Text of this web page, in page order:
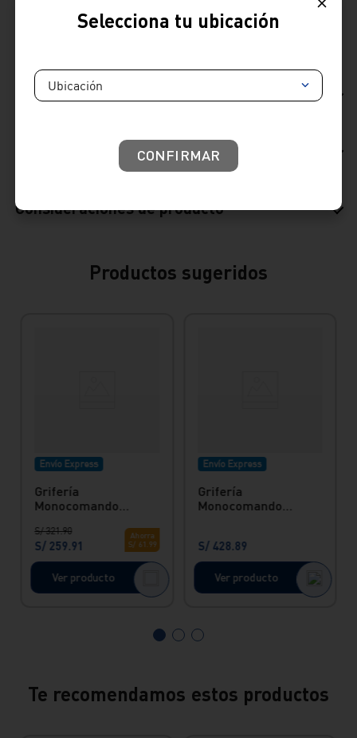
Ficha Técnica
Consideraciones de producto
Productos sugeridos
Envío Express
Grifería
Monocomando
cromado Ibiza Vainsa
S/ 321.90
S/ 259.91
Ahorra
S/ 61 99
Ver producto
Envío Express
Grifería
Monocomando
S/ 428.89
Ver producto
Te recomendamos estos productos
Selecciona tu ubicación
Ubicación
CONFIRMAR